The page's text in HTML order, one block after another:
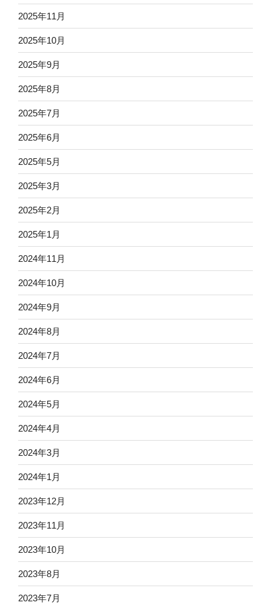
2025年11月
2025年10月
2025年9月
2025年8月
2025年7月
2025年6月
2025年5月
2025年3月
2025年2月
2025年1月
2024年11月
2024年10月
2024年9月
2024年8月
2024年7月
2024年6月
2024年5月
2024年4月
2024年3月
2024年1月
2023年12月
2023年11月
2023年10月
2023年8月
2023年7月